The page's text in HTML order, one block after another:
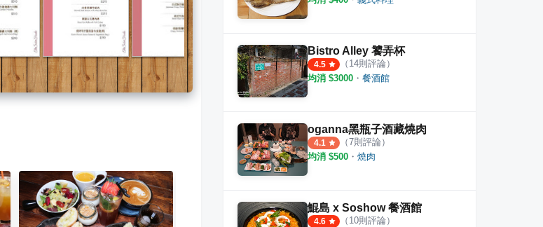
Bistro Alley 饕弄杯
4.5 （ 14則評論）
均消 $3000 ・ 餐酒館
oganna黑瓶子酒藏燒肉
4.1 （7則評論）
均消 $500 ・ 燒肉
鯤島 x Soshow 餐酒館
4.6 （ 10則評論）